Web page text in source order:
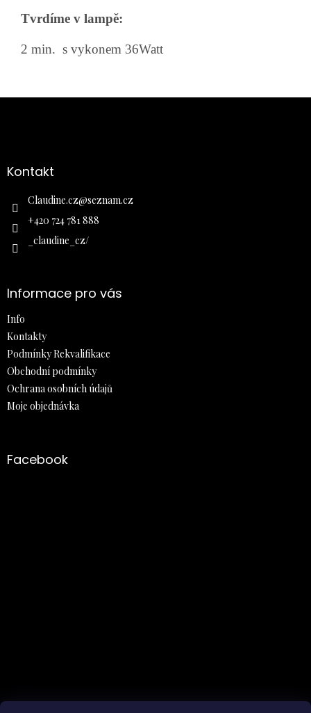
Tvrdíme v lampě:
2 min. s vykonem 36Watt
aKontakt
Claudine.cz@seznam.cz
+420 724 781 888
_claudine_cz/
Informace pro vás
Info
Kontakty
Podmínky Rekvalifikace
Obchodní podmínky
Ochrana osobních údajů
Moje objednávka
Facebook